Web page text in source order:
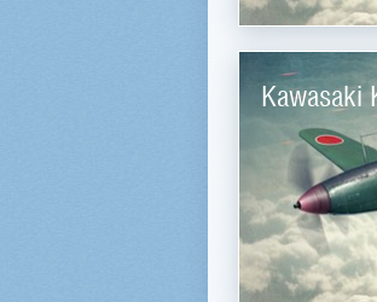
Kawasaki